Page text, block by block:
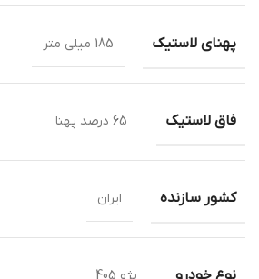
پهنای لاستیک 185 میلی متر
فاق لاستیک 65 درصد پهنا
کشور سازنده ایران
نوع خودرو پژو 405